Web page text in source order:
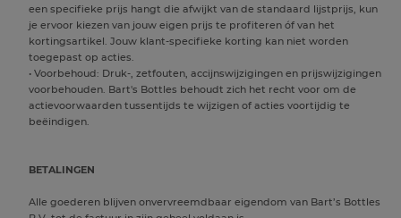
een specifieke prijs hangt die afwijkt van de standaard lijstprijs, kun
je ervoor kiezen van jouw eigen prijs te profiteren óf van het
kortingsartikel. Jouw klant-specifieke korting kan niet worden
toegepast op acties.
• Voorbehoud: Druk-, zetfouten, accijnswijzigingen en prijswijzigingen
voorbehouden. Bart's Bottles behoudt zich het recht voor om de
actievoorwaarden tussentijds te wijzigen of acties voortijdig te
beëindigen.
BETALINGEN
Alle goederen blijven onvervreemdbaar eigendom van Bart’s Bottles